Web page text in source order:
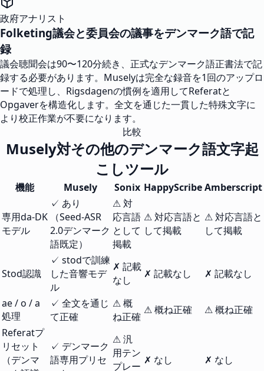
政府アナリスト
Folketing議会と委員会の議事をデンマーク語で記
録
議会聴聞会は90〜120分続き、正式なデンマーク語正書法で記
録する必要があります。Muselyは完全な録音を1回のアップロ
ードで処理し、Rigsdagenの慣例を適用してReferatと
Opgaverを構造化します。全文を通じた一貫した特殊文字に
より校正作業が不要になります。
比較
Musely対その他のデンマーク語文字起
こしツール
機能 Musely Sonix HappyScribeAmberscript
専用da-DK
モデル
✓ あり
（Seed-ASR
2.0デンマーク
語既定）
⚠ 対
応言語
として
掲載
⚠ 対応言語と
して掲載
⚠ 対応言語と
して掲載
Stod認識
✓ stodで訓練
した音響モデ
ル
✗ 記載
なし
✗ 記載なし ✗ 記載なし
ae / o / a
処理
✓ 全文を通じ
て正確
⚠ 概
ね正確
⚠ 概ね正確
⚠ 概ね正確
Referatプ
リセット
（デンマ
✓ デンマーク
語専用プリセ
⚠ 汎
用テン
プレー ✗ なし ✗ なし